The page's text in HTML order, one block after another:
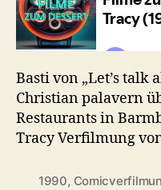
Basti von „Let’s talk
Christian palavern
Restaurants in
Tracy Verfilmung
1990,